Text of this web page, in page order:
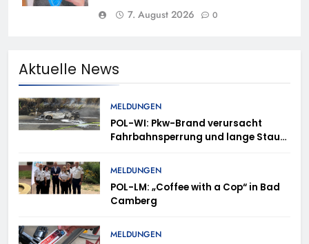
7. August 2026 0
Aktuelle News
MELDUNGEN
POL-WI: Pkw-Brand verursacht
Fahrbahnsperrung und lange Staus
MELDUNGEN
POL-LM: „Coffee with a Cop“ in Bad
Camberg
MELDUNGEN